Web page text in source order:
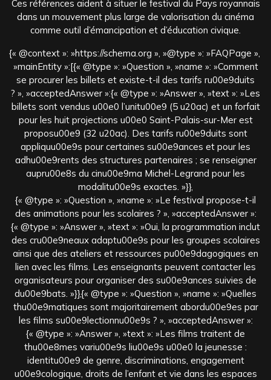
Ces références aident à situer le festival du Pays royannais
dans un mouvement plus large de valorisation du cinéma
comme outil d’émancipation et d’éducation civique.
{« @context »: »https://schema.org », »@type »: »FAQPage »,
»mainEntity »:[{« @type »: »Question », »name »: »Comment
se procurer les billets et existe-t-il des tarifs ru00e9duits
? », »acceptedAnswer »:{« @type »: »Answer », »text »: »Les
billets sont vendus u00e0 l’unitu00e9 (5 u20ac) et un forfait
pour les huit projections u00e0 Saint-Palais-sur-Mer est
proposu00e9 (32 u20ac). Des tarifs ru00e9duits sont
appliquu00e9s pour certaines su00e9ances et pour les
adhu00e9rents des structures partenaires ; se renseigner
aupru00e8s du cinu00e9ma Michel-Legrand pour les
modalitu00e9s exactes. »}},
{« @type »: »Question », »name »: »Le festival propose-t-il
des animations pour les scolaires ? », »acceptedAnswer »:
{« @type »: »Answer », »text »: »Oui, la programmation inclut
des cru00e9neaux adaptu00e9s pour les groupes scolaires
ainsi que des ateliers et ressources pu00e9dagogiques en
lien avec les films. Les enseignants peuvent contacter les
organisateurs pour organiser des su00e9ances suivies de
du00e9bats. »}},{« @type »: »Question », »name »: »Quelles
thu00e9matiques sont majoritairement abordu00e9es par
les films su00e9lectionnu00e9s ? », »acceptedAnswer »:
{« @type »: »Answer », »text »: »Les films traitent de
thu00e8mes variu00e9s liu00e9s u00e0 la jeunesse :
identitu00e9 de genre, discriminations, engagement
u00e9cologique, droits de l’enfant et vie dans les espaces